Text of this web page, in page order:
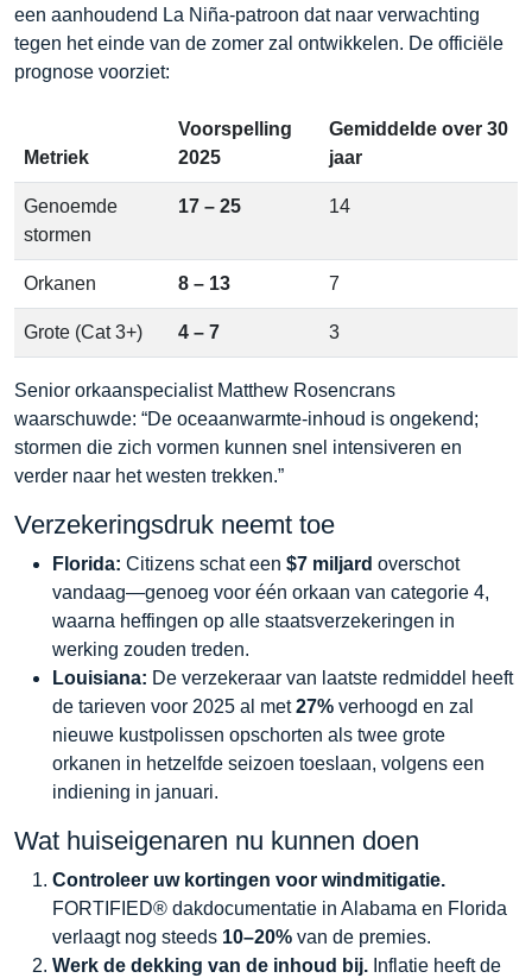
een aanhoudend La Niña-patroon dat naar verwachting
tegen het einde van de zomer zal ontwikkelen. De officiële
prognose voorziet:
Metriek
Voorspelling
2025
Gemiddelde over 30
jaar
Genoemde
stormen
17 – 25 14
Orkanen 8 – 13 7
Grote (Cat 3+) 4 – 7 3
Senior orkaanspecialist Matthew Rosencrans
waarschuwde: “De oceaanwarmte-inhoud is ongekend;
stormen die zich vormen kunnen snel intensiveren en
verder naar het westen trekken.”
Verzekeringsdruk neemt toe
Florida: Citizens schat een $7 miljard overschot
vandaag—genoeg voor één orkaan van categorie 4,
waarna heffingen op alle staatsverzekeringen in
werking zouden treden.
Louisiana: De verzekeraar van laatste redmiddel heeft
de tarieven voor 2025 al met27% verhoogd en zal
nieuwe kustpolissen opschorten als twee grote
orkanen in hetzelfde seizoen toeslaan, volgens een
indiening in januari.
Wat huiseigenaren nu kunnen doen
Controleer uw kortingen voor windmitigatie.
FORTIFIED® dakdocumentatie in Alabama en Florida
verlaagt nog steeds 10–20% van de premies.
Werk de dekking van de inhoud bij. Inflatie heeft de